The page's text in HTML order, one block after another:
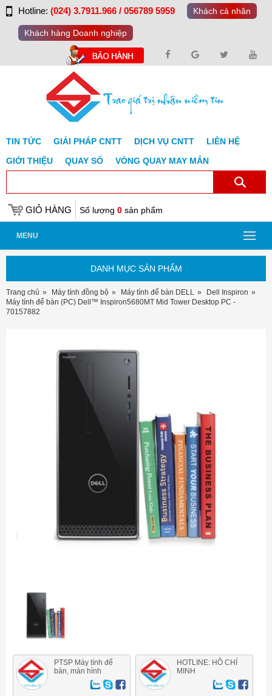
Hotline: (024) 3.7911.966 / 056789 5959 Khách cá nhân
Khách hàng Doanh nghiệp
TIN TỨC GIẢI PHÁP CNTT DỊCH VỤ CNTT
LIÊN HỆ
GIỚI THIỆU
QUAY SỐ VÒNG QUAY MAY MẮN
GIỎ HÀNG Số lượng 0 sản phẩm
MENU
DANH MỤC SẢN PHẨM
Trang chủ Máy tính đồng bộ Máy tính để bàn DELL
Dell Inspiron
Máy tính để bàn (PC) Dell™ Inspiron5680MT Mid Tower Desktop PC -
70157882
PTSP Máy tính để
bàn, màn hình
HOTLINE: HỒ CHÍ
MINH